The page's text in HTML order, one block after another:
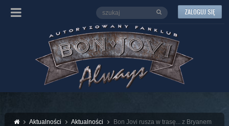
ZALOGUJ SIĘ
Aktualności Aktualności
Bon Jovi rusza w trasę... z Bryanem